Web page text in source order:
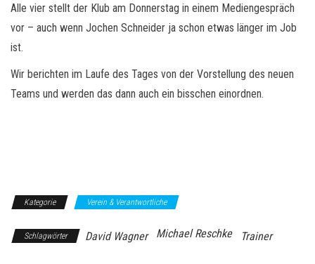
Alle vier stellt der Klub am Donnerstag in einem Mediengespräch
vor – auch wenn Jochen Schneider ja schon etwas länger im Job
ist.
Wir berichten im Laufe des Tages von der Vorstellung des neuen
Teams und werden das dann auch ein bisschen einordnen.
Kategorie Verein & Verantwortliche
Schlagwörter David Wagner Michael Reschke Trainer